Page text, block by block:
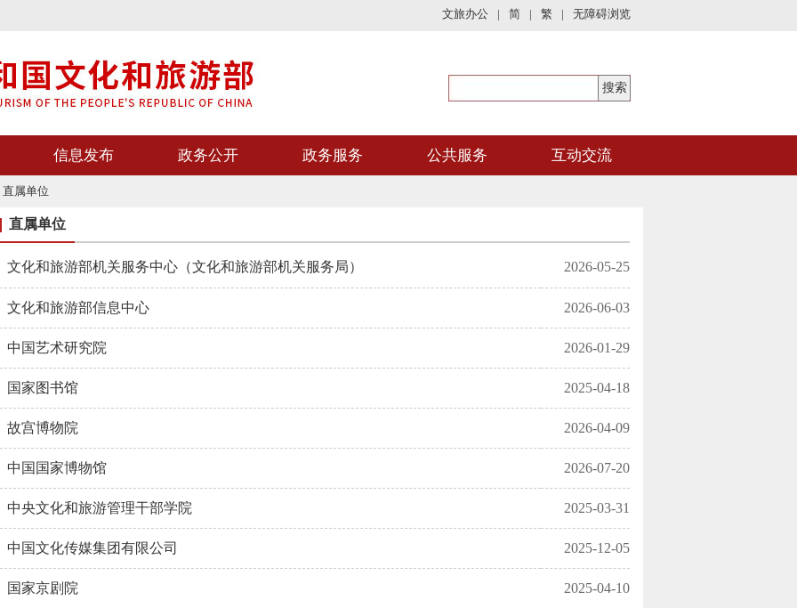
文旅办公 | 简 | 繁 | 无障碍浏览
信息发布 政务公开 政务服务 公共服务 互动交流
直属单位
直属单位
文化和旅游部机关服务中心（文化和旅游部机关服务局） 2026-05-25
文化和旅游部信息中心 2026-06-03
中国艺术研究院 2026-01-29
国家图书馆 2025-04-18
故宫博物院 2026-04-09
中国国家博物馆 2026-07-20
中央文化和旅游管理干部学院 2025-03-31
中国文化传媒集团有限公司 2025-12-05
国家京剧院 2025-04-10